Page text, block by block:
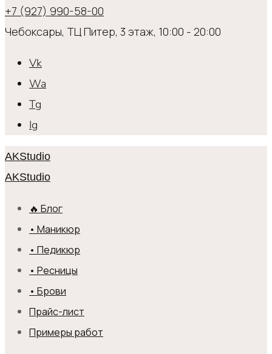
+7 (927) 990-58-00
Чебоксары, ТЦ Питер, 3 этаж, 10:00 - 20:00
Vk
Wa
Tg
Ig
AKStudio
AKStudio
🔥 Блог
• Маникюр
• Педикюр
• Ресницы
• Брови
Прайс-лист
Примеры работ